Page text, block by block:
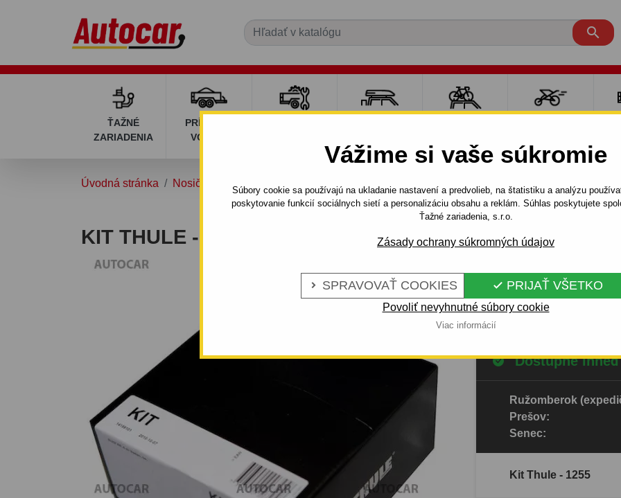
Vážime si vaše súkromie
Súbory cookie sa používajú na ukladanie nastavení a predvolieb, na štatistiku a analýzu
poskytovanie funkcií sociálnych sietí a personalizáciu obsahu a reklám. Súhlas poskytujete
Ťažné zariadenia, s.r.o.
Zásady ochrany súkromných údajov
 SPRAVOVAŤ COOKIES  PRIJAŤ VŠETKO
Povoliť nevyhnutné súbory cookie
Viac informácií

ŤAŽNÉ
ZARIADENIA
PRÍVESNÉ
VOZÍKY
Úvodná stránka Nosiče a boxy
KIT THULE - 1255
Sada upínacích úchytiek,
nosič vášho automobilu.
Celý popis produktu
Dostupné ihneď
Ružomberok
Prešov:
Senec:
Kit Thule - 1255